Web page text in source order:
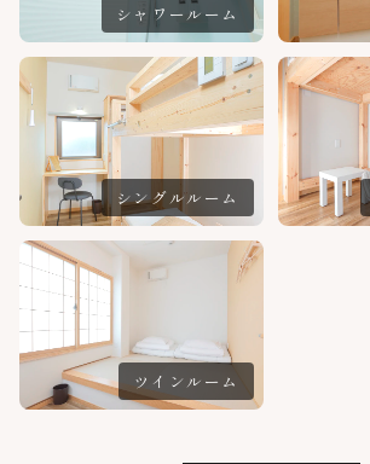
シャワールーム
シングルルーム
ツインルーム